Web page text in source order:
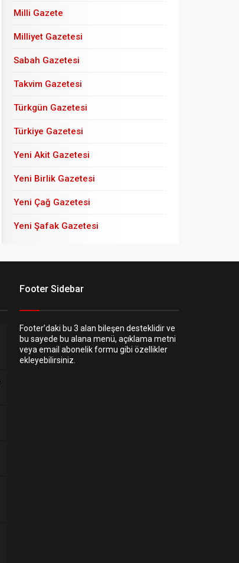
Milli Gazete
Milliyet Gazetesi
Sabah Gazetesi
Takvim Gazetesi
Türkgün Gazetesi
Türkiye Gazetesi
Yeni Akit Gazetesi
Yeni Birlik Gazetesi
Yeni Çağ Gazetesi
Yeni Şafak Gazetesi
Footer Sidebar
Footer’daki bu 3 alan bileşen desteklidir ve
bu sayede bu alana menü, açıklama metni
veya email abonelik formu gibi özellikler
ekleyebilirsiniz.